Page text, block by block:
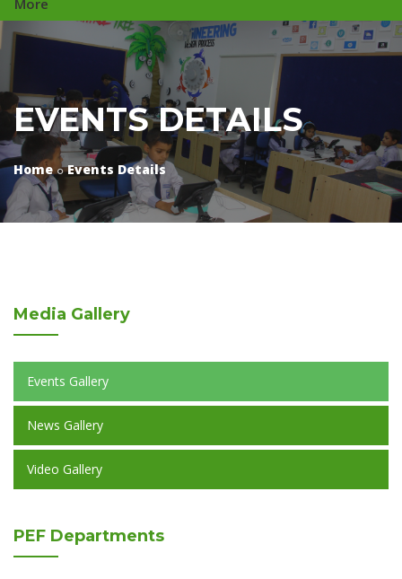
More
EVENTS DETAILS
Home Events Details
Media Gallery
Events Gallery
News Gallery
Video Gallery
PEF Departments